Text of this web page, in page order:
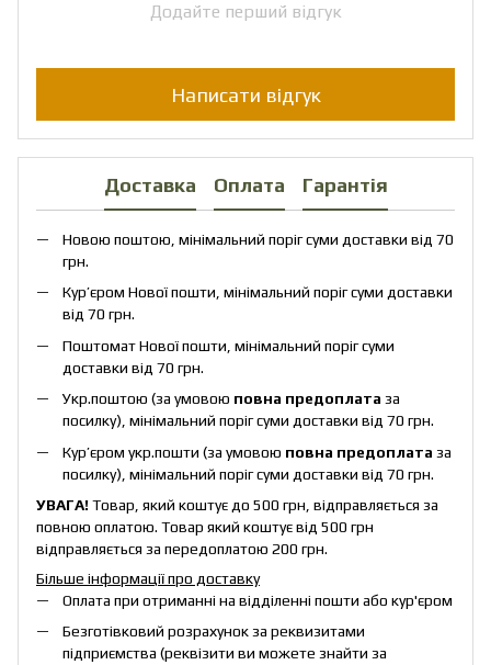
Додайте перший відгук
Написати відгук
Доставка Оплата Гарантія
Новою поштою, мінімальний поріг суми доставки від 70
грн.
Кур’єром Нової пошти, мінімальний поріг суми доставки
від 70 грн.
Поштомат Нової пошти, мінімальний поріг суми
доставки від 70 грн.
Укр.поштою (за умовою повна предоплата за
посилку), мінімальний поріг суми доставки від 70 грн.
Кур’єром укр.пошти (за умовою повна предоплата за
посилку), мінімальний поріг суми доставки від 70 грн.
УВАГА!Товар, який коштує до 500 грн, відправляється за
повною оплатою. Товар який коштує від 500 грн
відправляється за передоплатою 200 грн.
Більше інформації про доставку
Оплата при отриманні на відділенні пошти або кур'єром
Безготівковий розрахунок за реквизитами
підприємства (реквізити ви можете знайти за